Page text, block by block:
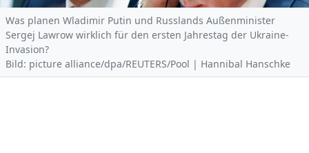
Was planen Wladimir Putin und Russlands Außenminister
Sergej Lawrow wirklich für den ersten Jahrestag der Ukraine-
Invasion?
Bild: picture alliance/dpa/REUTERS/Pool | Hannibal Hanschke